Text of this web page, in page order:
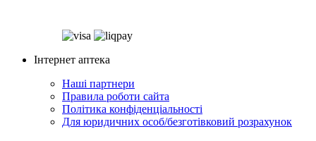
Інтернет аптека
Наші партнери
Правила роботи сайта
Політика конфіденціальності
Для юридичних особ/безготівковий розрахунок